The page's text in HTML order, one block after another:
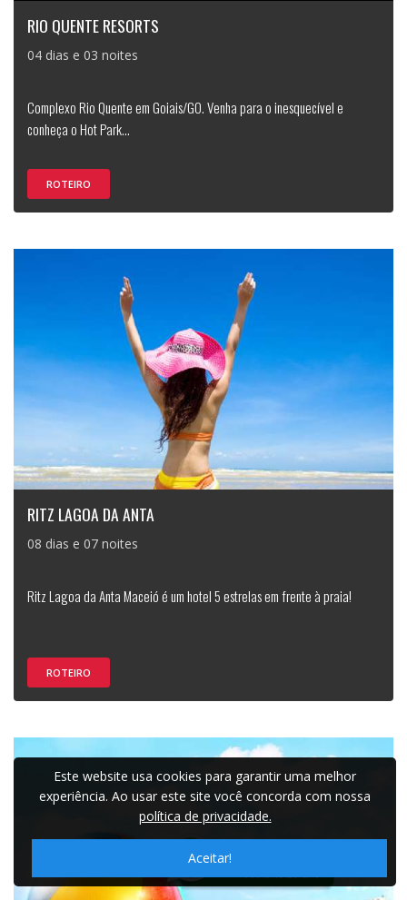
RIO QUENTE RESORTS
04 dias e 03 noites
Complexo Rio Quente em Goiais/GO. Venha para o inesquecível e
conheça o Hot Park...
ROTEIRO
RITZ LAGOA DA ANTA
08 dias e 07 noites
Ritz Lagoa da Anta Maceió é um hotel 5 estrelas em frente à praia!
ROTEIRO
Este website usa cookies para garantir uma melhor
experiência. Ao usar este site você concorda com nossa
política de privacidade.
Aceitar!